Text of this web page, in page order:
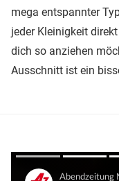
mega entspannter
jeder Kleinigkeit
dich so anziehen
Ausschnitt ist ein